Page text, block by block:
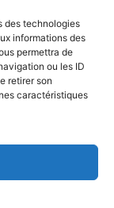
des technologies
informations des
permettra de
ou les ID
retirer son
caractéristiques
Afrique